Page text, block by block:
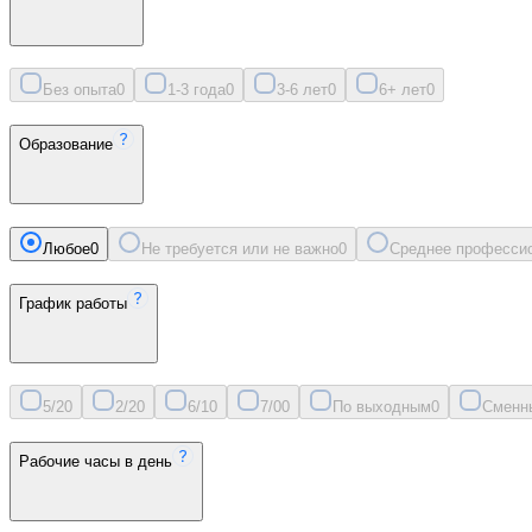
Без опыта0 1-3 года0 3-6 лет0 6+ лет0
Образование
Любое0 Не требуется или не важно0 Среднее
График работы
5/20 2/20 6/10 7/00 По выходным0
Рабочие часы в день